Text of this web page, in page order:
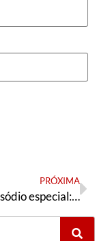
PRÓXIMA
Podcast Episódio especial: O resultado da eleição na Câmara e no Senado e a situação do PT